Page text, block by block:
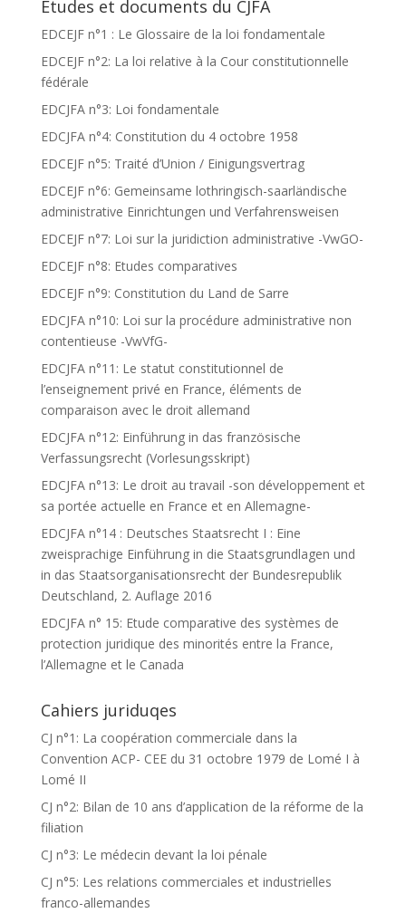
Etudes et documents du CJFA
EDCEJF n°1 : Le Glossaire de la loi fondamentale
EDCEJF n°2: La loi relative à la Cour constitutionnelle
fédérale
EDCJFA n°3: Loi fondamentale
EDCJFA n°4: Constitution du 4 octobre 1958
EDCEJF n°5: Traité d’Union / Einigungsvertrag
EDCEJF n°6: Gemeinsame lothringisch-saarländische
administrative Einrichtungen und Verfahrensweisen
EDCEJF n°7: Loi sur la juridiction administrative -VwGO-
EDCEJF n°8: Etudes comparatives
EDCEJF n°9: Constitution du Land de Sarre
EDCJFA n°10: Loi sur la procédure administrative non
contentieuse -VwVfG-
EDCJFA n°11: Le statut constitutionnel de
l’enseignement privé en France, éléments de
comparaison avec le droit allemand
EDCJFA n°12: Einführung in das französische
Verfassungsrecht (Vorlesungsskript)
EDCJFA n°13: Le droit au travail -son développement et
sa portée actuelle en France et en Allemagne-
EDCJFA n°14 : Deutsches Staatsrecht I : Eine
zweisprachige Einführung in die Staatsgrundlagen und
in das Staatsorganisationsrecht der Bundesrepublik
Deutschland, 2. Auflage 2016
EDCJFA n° 15: Etude comparative des systèmes de
protection juridique des minorités entre la France,
l’Allemagne et le Canada
Cahiers juriduqes
CJ n°1: La coopération commerciale dans la
Convention ACP- CEE du 31 octobre 1979 de Lomé I à
Lomé II
CJ n°2: Bilan de 10 ans d’application de la réforme de la
filiation
CJ n°3: Le médecin devant la loi pénale
CJ n°5: Les relations commerciales et industrielles
franco-allemandes